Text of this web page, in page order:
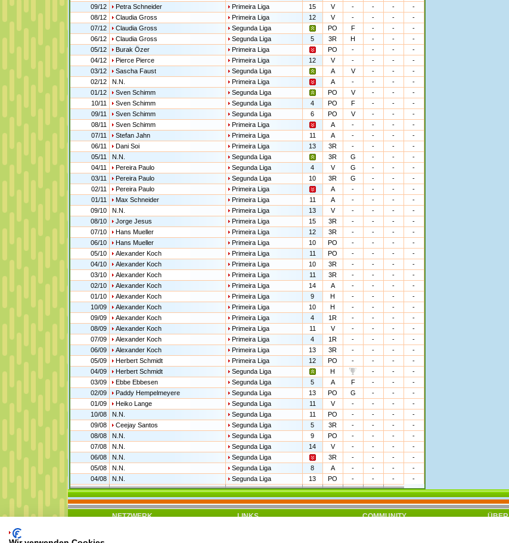
09/12
Petra Schneider Primeira Liga 15 V - - -
-
08/12
Claudia Gross Primeira Liga 12 V - - -
-
07/12
Claudia Gross Segunda Liga PO F - -
-
06/12
Claudia Gross Segunda Liga 5 3R H - -
-
05/12
Burak Özer Primeira Liga PO - - -
-
04/12
Pierce Pierce Primeira Liga 12 V - - -
-
03/12
Sascha Faust Segunda Liga A V - -
-
02/12
N.N. Primeira Liga A - - -
-
01/12
Sven Schimm Segunda Liga PO V - -
-
10/11
Sven Schimm Segunda Liga 4 PO F - -
-
09/11
Sven Schimm Segunda Liga 6 PO V - -
-
08/11
Sven Schimm Primeira Liga A - - -
-
07/11
Stefan Jahn Primeira Liga 11 A - - -
-
06/11
Dani Soi Primeira Liga 13 3R - - -
-
05/11
N.N. Segunda Liga 3R G - -
-
04/11
Pereira Paulo Segunda Liga 4 V G - -
-
03/11
Pereira Paulo Segunda Liga 10 3R G - -
-
02/11
Pereira Paulo Primeira Liga A - - -
-
01/11
Max Schneider Primeira Liga 11 A - - -
-
09/10
N.N. Primeira Liga 13 V - - -
-
08/10
Jorge Jesus Primeira Liga 15 3R - - -
-
07/10
Hans Mueller Primeira Liga 12 3R - - -
-
06/10
Hans Mueller Primeira Liga 10 PO - - -
-
05/10
Alexander Koch Primeira Liga 11 PO - - -
-
04/10
Alexander Koch Primeira Liga 10 3R - - -
-
03/10
Alexander Koch Primeira Liga 11 3R - - -
-
02/10
Alexander Koch Primeira Liga 14 A - - -
-
01/10
Alexander Koch Primeira Liga 9 H - - -
-
10/09
Alexander Koch Primeira Liga 10 H - - -
-
09/09
Alexander Koch Primeira Liga 4 1R - - -
-
08/09
Alexander Koch Primeira Liga 11 V - - -
-
07/09
Alexander Koch Primeira Liga 4 1R - - -
-
06/09
Alexander Koch Primeira Liga 13 3R - - -
-
05/09
Herbert Schmidt Primeira Liga 12 PO - - -
-
04/09
Herbert Schmidt Segunda Liga H - -
-
03/09
Ebbe Ebbesen Segunda Liga 5 A F - -
-
02/09
Paddy Hempelmeyere Segunda Liga 13 PO G - -
-
01/09
Heiko Lange Segunda Liga 11 V - - -
-
10/08
N.N. Segunda Liga 11 PO - - -
-
09/08
Ceejay Santos Segunda Liga 5 3R - - -
-
08/08
N.N. Segunda Liga 9 PO - - -
-
07/08
N.N. Segunda Liga 14 V - - -
-
06/08
N.N. Segunda Liga 3R - - -
-
05/08
N.N. Segunda Liga 8 A - - -
-
04/08
N.N. Segunda Liga 13 PO - - - -
NETZWERK
LINKS
COMMUNITY